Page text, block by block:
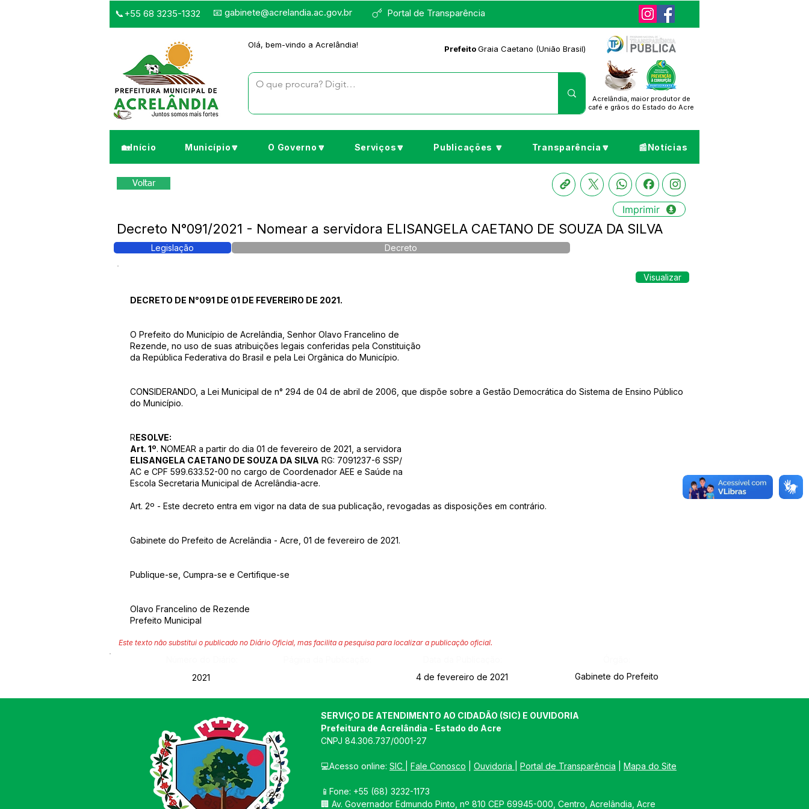
Portal de Transparência
📞+55 68 3235-1332 📧 gabinete@acrelandia.ac.gov.br
Olá, bem-vindo a Acrelândia! PrefeitoGraia Caetano (União Brasil)
Acrelândia, maior produtor de
café e grãos do Estado do Acre
🏡Início Município🔽 O Governo🔽 Serviços🔽 Publicações 🔽 Transparência🔽 📰Notícias
Voltar
Imprimir
Decreto N°091/2021 - Nomear a servidora ELISANGELA CAETANO DE SOUZA DA SILVA
Legislação Decreto
Visualizar
DECRETO DE N°091 DE 01 DE FEVEREIRO DE 2021.
O Prefeito do Município de Acrelândia, Senhor Olavo Francelino de
Rezende, no uso de suas atribuições legais conferidas pela Constituição
da República Federativa do Brasil e pela Lei Orgânica do Município.
CONSIDERANDO, a Lei Municipal de n° 294 de 04 de abril de 2006, que dispõe sobre a Gestão Democrática do Sistema de Ensino Público
do Município.
RESOLVE:
Art. 1º. NOMEAR a partir do dia 01 de fevereiro de 2021, a servidora
ELISANGELA CAETANO DE SOUZA DA SILVA RG: 7091237-6 SSP/
AC e CPF 599.633.52-00 no cargo de Coordenador AEE e Saúde na
Escola Secretaria Municipal de Acrelândia-acre.
Art. 2º - Este decreto entra em vigor na data de sua publicação, revogadas as disposições em contrário.
Gabinete do Prefeito de Acrelândia - Acre, 01 de fevereiro de 2021.
Publique-se, Cumpra-se e Certifique-se
Olavo Francelino de Rezende
Prefeito Municipal
Este texto não substitui o publicado no Diário Oficial, mas facilita a pesquisa para localizar a publicação oficial.
2021
4 de fevereiro de 2021 Gabinete do Prefeito
SERVIÇO DE ATENDIMENTO AO CIDADÃO (SIC) E OUVIDORIA
Prefeitura de Acrelândia - Estado do Acre
CNPJ 84.306.737/0001-27
💻Acesso online: SIC Fale Conosco Ouvidoria Portal de Transparência Mapa do Site
📱Fone: +55 (68) 3232-1173
🏢 Av. Governador Edmundo Pinto, nº 810 CEP 69945-000, Centro, Acrelândia, Acre